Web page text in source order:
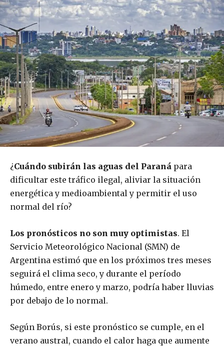
¿Cuándo subirán las aguas del Paraná para
dificultar este tráfico ilegal, aliviar la situación
energética y medioambiental y permitir el uso
normal del río?
Los pronósticos no son muy optimistas. El
Servicio Meteorológico Nacional (SMN) de
Argentina estimó que en los próximos tres meses
seguirá el clima seco, y durante el período
húmedo, entre enero y marzo, podría haber lluvias
por debajo de lo normal.
Según Borús, si este pronóstico se cumple, en el
verano austral, cuando el calor haga que aumente